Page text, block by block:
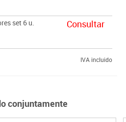
set 6 u.
Consultar
IVA incluido
conjuntamente